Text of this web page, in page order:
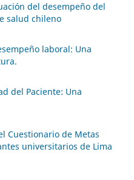
del desempeño del
salud chileno
laboral: Una
del Paciente: Una
Cuestionario de Metas
universitarios de Lima